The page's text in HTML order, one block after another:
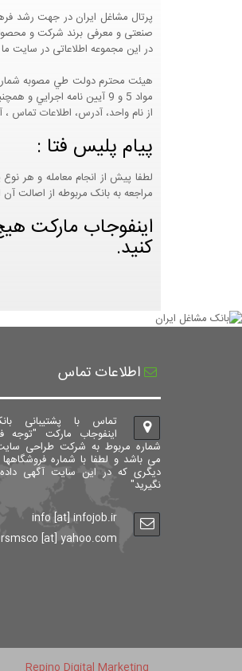
صنعتی و معرفی برند شرکت و
در این مجموعه اطلاعاتی در سایت
از نام واحد، آدرس، اطلاعات تماس
پیام پلیس فتا :
لطفا پیش از انجام معامله و هر
مراجعه به بانک مربوطه از اصالت
اینفوجاب مارکت
کنید.
اطلاعات تماس
تماس با پشتیبانی
اینفوجاب مارکت "توجه
شماره مربوط به شرکت طراحی
می باشد و لطفا با شماره فروشگاهها
دیگری که در این سایت آگهی داده
نگیرید"
info [at] infojob.ir
[at] yahoo.com